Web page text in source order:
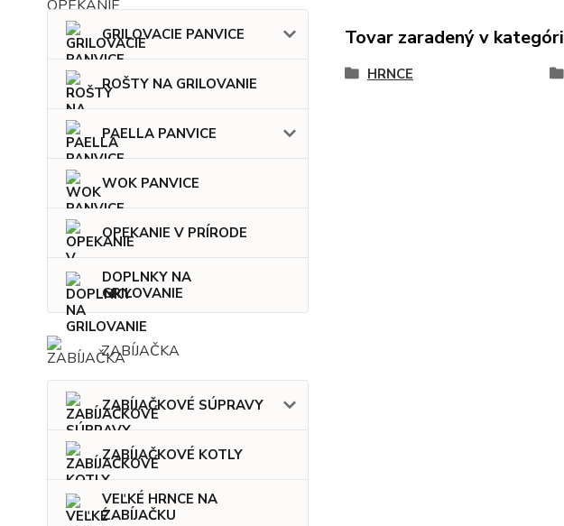
GRILOVACIE PANVICE
ROŠTY NA GRILOVANIE
PAELLA PANVICE
WOK PANVICE
OPEKANIE V PRÍRODE
DOPLNKY NA
GRILOVANIE
ZABÍJAČKA
ZABÍJAČKOVÉ SÚPRAVY
ZABÍJAČKOVÉ KOTLY
VEĽKÉ HRNCE NA
ZABÍJAČKU
Tovar zaradený v
HRNCE